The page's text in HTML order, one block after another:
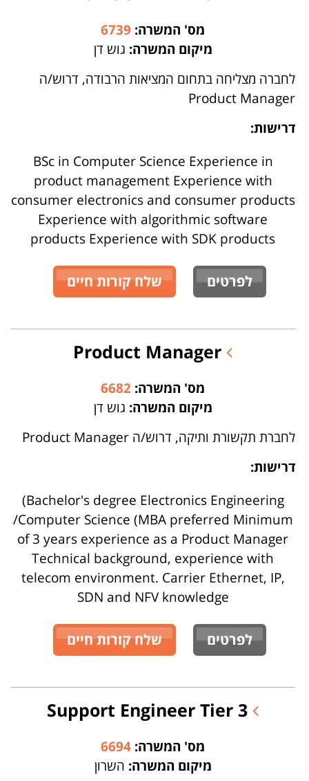
מס' המשרה: 6739
מיקום המשרה: גוש דן
לחברה מצליחה בתחום המציאות הרבודה, דרוש/ה
Product Manager
דרישות:
BSc in Computer Science Experience in
product management Experience with
consumer electronics and consumer products
Experience with algorithmic software
products Experience with SDK products
לפרטים שלח קורות חיים
מס' המשרה: 6682
מיקום המשרה: גוש דן
לחברת תקשורת ותיקה, דרוש/ה Product Manager
דרישות:
(Bachelor's degree Electronics Engineering
/Computer Science (MBA preferred Minimum
of 3 years experience as a Product Manager
Technical background, experience with
telecom environment. Carrier Ethernet, IP,
SDN and NFV knowledge
לפרטים שלח קורות חיים
מס' המשרה: 6694
מיקום המשרה: השרון